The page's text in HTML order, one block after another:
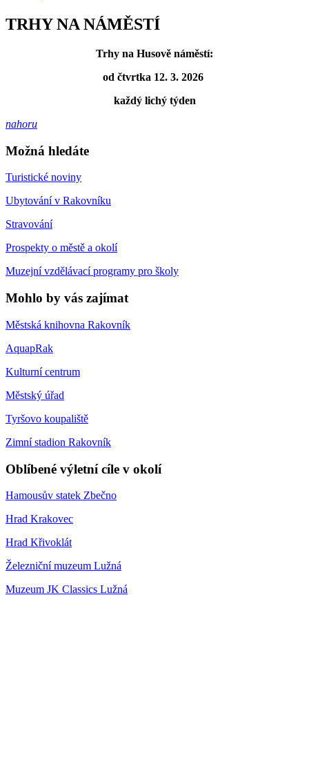
TRHY NA NÁMĚSTÍ
Trhy na Husově náměstí:
od čtvrtka 12. 3. 2026
každý lichý týden
nahoru
Možná hledáte
Turistické noviny
Ubytování v Rakovníku
Stravování
Prospekty o městě a okolí
Muzejní vzdělávací programy pro školy
Mohlo by vás zajímat
Městská knihovna Rakovník
AquapRak
Kulturní centrum
Městský úřad
Tyršovo koupaliště
Zimní stadion Rakovník
Oblíbené výletní cíle v okolí
Hamousův statek Zbečno
Hrad Krakovec
Hrad Křivoklát
Železniční muzeum Lužná
Muzeum JK Classics Lužná